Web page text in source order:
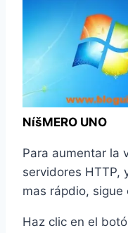
NíšMERO UNO
Para aumentar la
servidores HTTP,
mas rápdio, sigue
Haz clic en el